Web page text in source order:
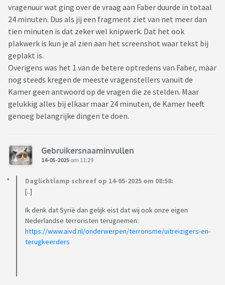
vragenuur wat ging over de vraag aan Faber duurde in totaal
24 minuten. Dus als jij een fragment ziet van net meer dan
tien minuten is dat zeker wel knipwerk. Dat het ook
plakwerk is kun je al zien aan het screenshot waar tekst bij
geplakt is.
Overigens was het 1 van de betere optredens van Faber, maar
nog steeds kregen de meeste vragenstellers vanuit de
Kamer geen antwoord op de vragen die ze stelden. Maar
gelukkig alles bij elkaar maar 24 minuten, de Kamer heeft
genoeg belangrijke dingen te doen.
Gebruikersnaaminvullen
14-05-2025 om 11:29
Daglichtlamp schreef op 14-05-2025 om 08:58:
[..]
Ik denk dat Syrië dan gelijk eist dat wij ook onze eigen
Nederlandse terroristen terugnemen:
https://www.aivd.nl/onderwerpen/terrorisme/uitreizigers-en-
terugkeerders